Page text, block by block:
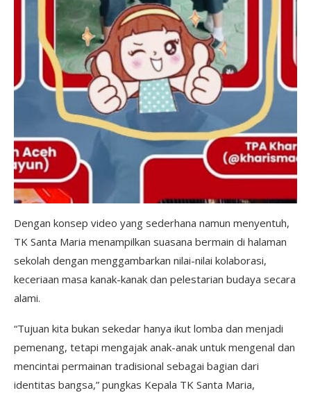
Dengan konsep video yang sederhana namun menyentuh,
TK Santa Maria menampilkan suasana bermain di halaman
sekolah dengan menggambarkan nilai-nilai kolaborasi,
keceriaan masa kanak-kanak dan pelestarian budaya secara
alami.
“Tujuan kita bukan sekedar hanya ikut lomba dan menjadi
pemenang, tetapi mengajak anak-anak untuk mengenal dan
mencintai permainan tradisional sebagai bagian dari
identitas bangsa,” pungkas Kepala TK Santa Maria,